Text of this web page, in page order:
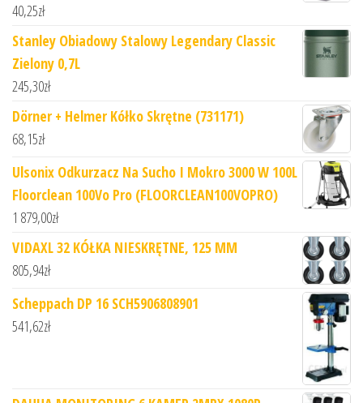
40,25zł
Stanley Obiadowy Stalowy Legendary Classic
Zielony 0,7L
245,30zł
Dörner + Helmer Kółko Skrętne (731171)
68,15zł
Ulsonix Odkurzacz Na Sucho I Mokro 3000 W 100L
Floorclean 100Vo Pro (FLOORCLEAN100VOPRO)
1 879,00zł
VIDAXL 32 KÓŁKA NIESKRĘTNE, 125 MM
805,94zł
Scheppach DP 16 SCH5906808901
541,62zł